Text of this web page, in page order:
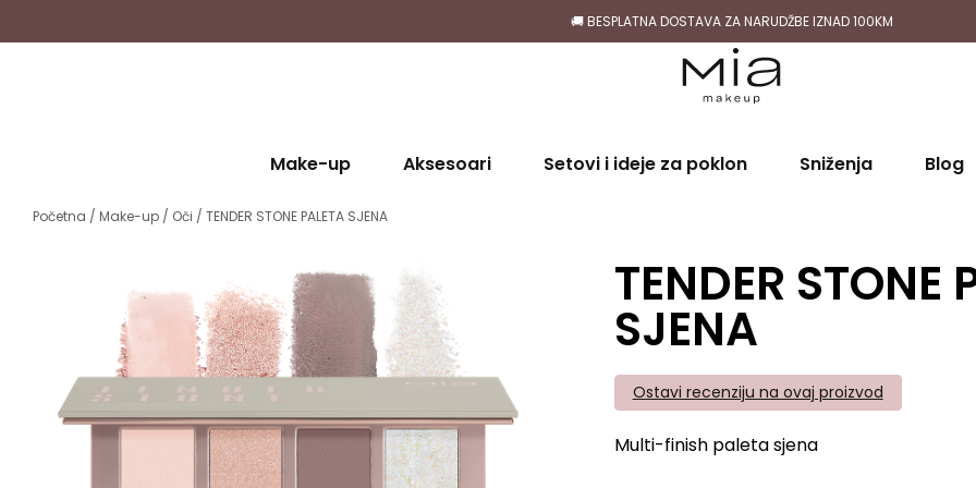
🚚 BESPLATNA DOSTAVA ZA NARUDŽBE IZNAD 100KM
Make-up Aksesoari Setovi i ideje za poklon Sniženja Blog
Početna / Make-up / Oči / TENDER STONE PALETA SJENA
TENDER STONE
SJENA
Ostavi recenziju na ovaj proizvod
Multi-finish paleta sjena